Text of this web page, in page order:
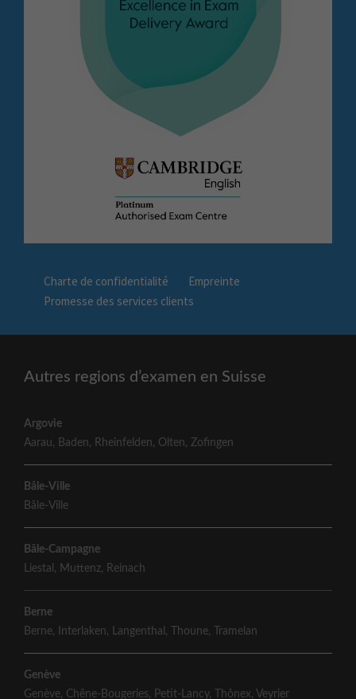
Charte de confidentialité
Empreinte
Promesse des services clients
Autres regions d’examen en Suisse
Argovie
Aarau, Baden, Rheinfelden, Olten,Zofingen
Bâle-Ville
Bâle-Ville
Bâle-Campagne
Liestal , Muttenz, Reinach
Berne
Berne, Interlaken, Langenthal , Thoune, Tramelan
Genève
Genève, Chêne-Bougeries, Petit-Lancy, Thônex, Veyrier